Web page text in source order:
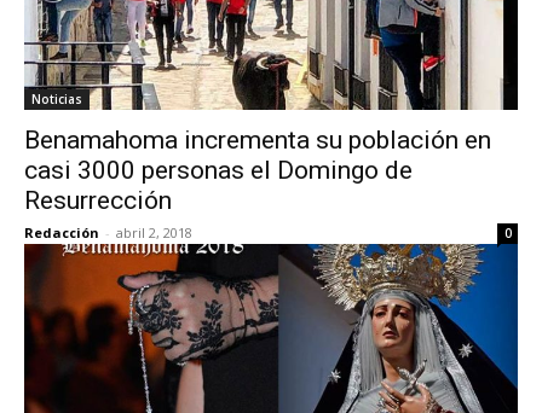
Noticias
Benamahoma incrementa su población en
casi 3000 personas el Domingo de
Resurrección
Redacción - abril 2, 2018 0